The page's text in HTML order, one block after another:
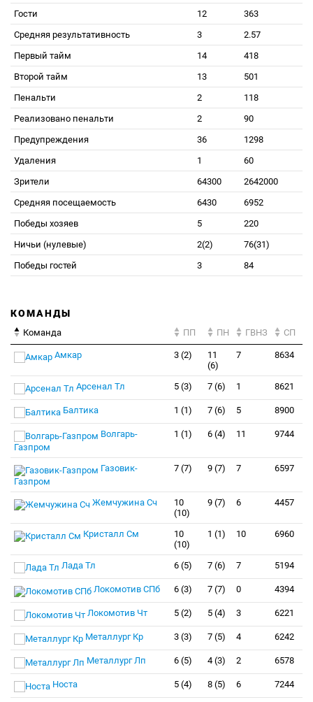
Гости
12
363
Средняя результативность
3
2.57
Первый тайм
14
418
Второй тайм
13
501
Пенальти
2
118
Реализовано пенальти
2
90
Предупреждения
36
1298
Удаления
1
60
Зрители
64300
2642000
Средняя посещаемость
6430
6952
Победы хозяев
5
220
Ничьи (нулевые)
2(2)
76(31)
Победы гостей
3 84
КОМАНДЫ
Команда ПП ПН ГВНЗ СП
Амкар 3 (2)
11
(6)
7 8634
Арсенал Тл 5 (3) 7 (6) 1 8621
Балтика 1 (1) 7 (6) 5 8900
Волгарь-
Газпром
1 (1) 6 (4) 11 9744
Газовик-
Газпром
7 (7) 9 (7) 7 6597
Жемчужина Сч
10
(10)
9 (7) 6 4457
Кристалл См
10
(10)
1 (1) 10 6960
Лада Тл 6 (5) 7 (6) 7 5194
Локомотив СПб 6 (3) 7 (7) 0 4394
Локомотив Чт 5 (2) 5 (4) 3 6221
Металлург Кр 3 (3) 7 (5) 4 6242
Металлург Лп 6 (5) 4 (3) 2 6578
Носта 5 (4) 8 (5) 6 7244